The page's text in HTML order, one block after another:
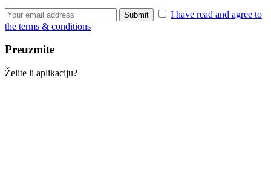
I have read and agree to
the terms & conditions
Preuzmite
Želite li aplikaciju?